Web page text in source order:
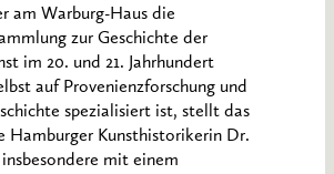
am Warburg-Haus die
zur Geschichte der
im 20. und 21. Jahrhundert
auf Provenienzforschung und
spezialisiert ist, stellt das
Hamburger Kunsthistorikerin Dr.
mit einem